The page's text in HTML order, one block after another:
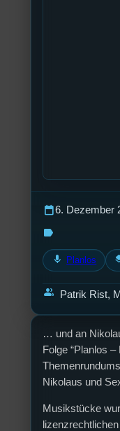
… und an
Folge “Planlos
Nikolaus und
Musikstücke
calendar_today6. Dezember
label
mic Planlos
group Patrik Rist,